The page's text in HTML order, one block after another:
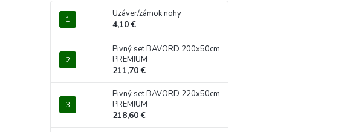
Uzáver/zámok nohy
4,10 €
Pivný set BAVORD 200x50cm
PREMIUM
211,70 €
Pivný set BAVORD 220x50cm
PREMIUM
218,60 €